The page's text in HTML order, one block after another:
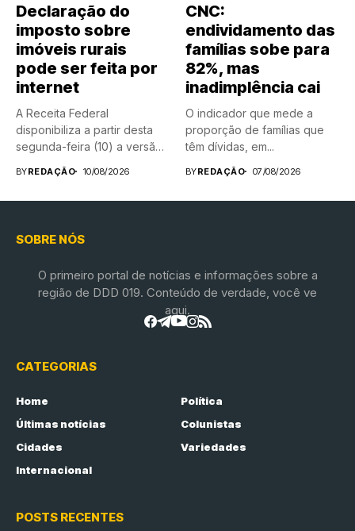
Declaração do
imposto sobre
imóveis rurais
pode ser feita por
internet
A Receita Federal
disponibiliza a partir desta
segunda-feira (10) a versão
BYREDAÇÃO 10/08/2026
CNC:
endividamento das
famílias sobe para
82%, mas
inadimplência cai
O indicador que mede a
proporção de famílias que
têm dívidas, em...
BYREDAÇÃO 07/08/2026
SOBRE NÓS
O primeiro portal de notícias e informações sobre a
região de DDD 019. Conteúdo de verdade, você ve
aqui.
CATEGORIAS
Home
Política
Últimas notícias
Colunistas
Cidades
Variedades
Internacional
POSTS RECENTES